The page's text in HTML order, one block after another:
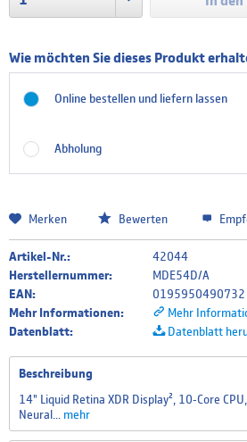
Französisches Tastatur Layout
Italienisches Tastatur Layout
Schweizer Tastatur Layout
Wie möchten Sie dieses Produkt
Online bestellen und liefern lassen
Abholung
Merken Bewerten
Artikel-Nr.:
42044
Herstellernummer:
MDE54D/A
EAN:
0195950490732
Mehr Informationen:
Mehr
Datenblatt:
Datenblatt
Beschreibung
14" Liquid Retina XDR Display², 10‑Core
Neural...
mehr